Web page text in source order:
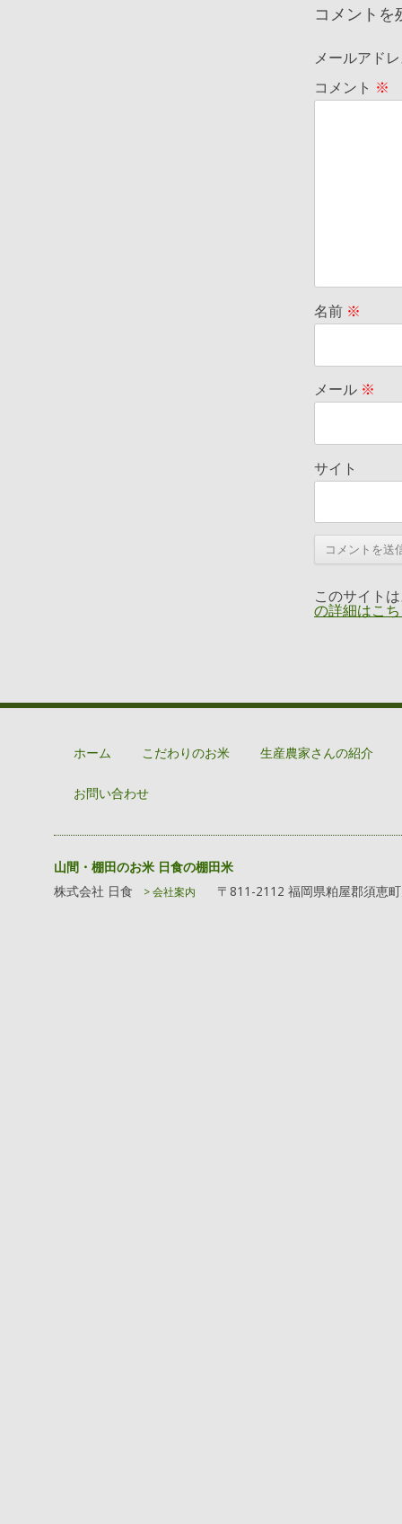
コメントを
メールアド
コメント ※
名前 ※
メール ※
サイト
このサイト
の詳細はこ
ホーム こだわりのお米 生産農家さんの紹介
お問い合わせ
山間・棚田のお米 日食の棚田米
株式会社 日食
> 会社案内 〒811-2112 福岡県粕屋郡須恵